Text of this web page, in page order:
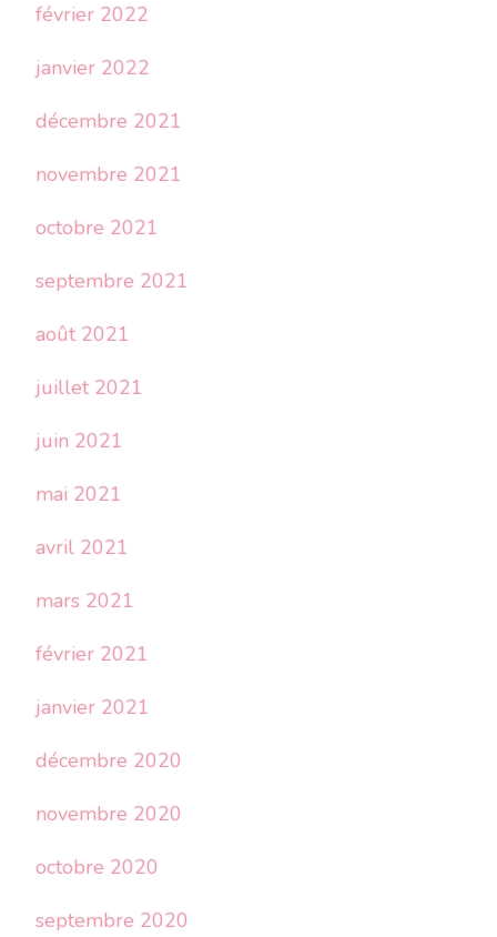
février 2022
janvier 2022
décembre 2021
novembre 2021
octobre 2021
septembre 2021
août 2021
juillet 2021
juin 2021
mai 2021
avril 2021
mars 2021
février 2021
janvier 2021
décembre 2020
novembre 2020
octobre 2020
septembre 2020